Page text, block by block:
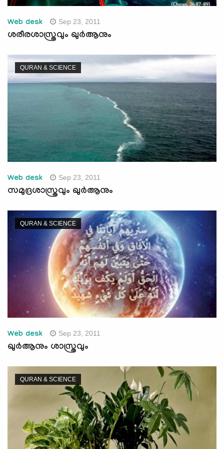
Web desk Sep 23, 2011
ശരീരശാസ്ത്രവും ഖുര്‍ആനും
QURAN & SCIENCE
Web desk Sep 23, 2011
സമുദ്രശാസ്ത്രവും ഖുര്‍ആനും
QURAN & SCIENCE
Web desk Sep 23, 2011
ഖുര്‍ആനും ശാസ്ത്രവും
QURAN & SCIENCE